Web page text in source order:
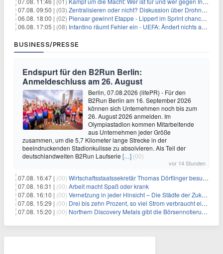
07.08. 09:50 | (03) Zentralisieren oder nicht? Diskussion über Drohnenabwehr
06.08. 18:00 | (02) Pienaar gewinnt Etappe - Lippert im Sprint chancenlos
06.08. 17:05 | (08) Infantino räumt Fehler ein - UEFA: Ändert nichts an Boykott
BUSINESS/PRESSE
Endspurt für den B2Run Berlin:
Anmeldeschluss am 26. August
Berlin, 07.08.2026 (lifePR) - Für den
B2Run Berlin am 16. September 2026
können sich Unternehmen noch bis zum
26. August 2026 anmelden. Im
Olympiastadion kommen Mitarbeitende
aus Unternehmen jeder Größe
zusammen, um die 5,7 Kilometer lange Strecke in der
beeindruckenden Stadionkulisse zu absolvieren. Als Teil der
deutschlandweiten B2Run Laufserie […] (00)
vor 14 Stunden
07.08. 16:47 | (00) Wirtschaftsstaatssekretär Thomas Dörflinger besucht Handwerksbetrieb im Kammerbezirk Freiburg
07.08. 16:31 | (00) Arbeit macht Spaß oder krank
07.08. 16:10 | (00) Vernetzung in jeder Hinsicht – Die Städte der Zukunft sind grün-blau
07.08. 15:29 | (00) Drei bis zehn Prozent, so viel Strom verbraucht ein Aufzug im Gebäude
07.08. 15:20 | (00) Northern Discovery Metals gibt die Börsennotierung an der Frankfurter Wertpapierbörse bekannt